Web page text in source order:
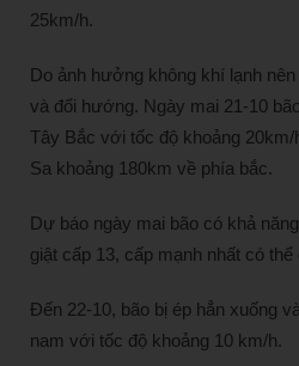
25km/h.
Do ảnh hưởng không khí lạnh
và đổi hướng. Ngày mai 21-10
Tây Bắc với tốc độ khoảng
Sa khoảng 180km về phía bắc.
Dự báo ngày mai bão có khả
giật cấp 13, cấp mạnh nhất có
Đến 22-10, bão bị ép hẳn xuống
nam với tốc độ khoảng 10 km/h.